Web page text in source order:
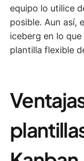
equipo lo utilice
posible. Aun así,
iceberg en lo
plantilla flexible